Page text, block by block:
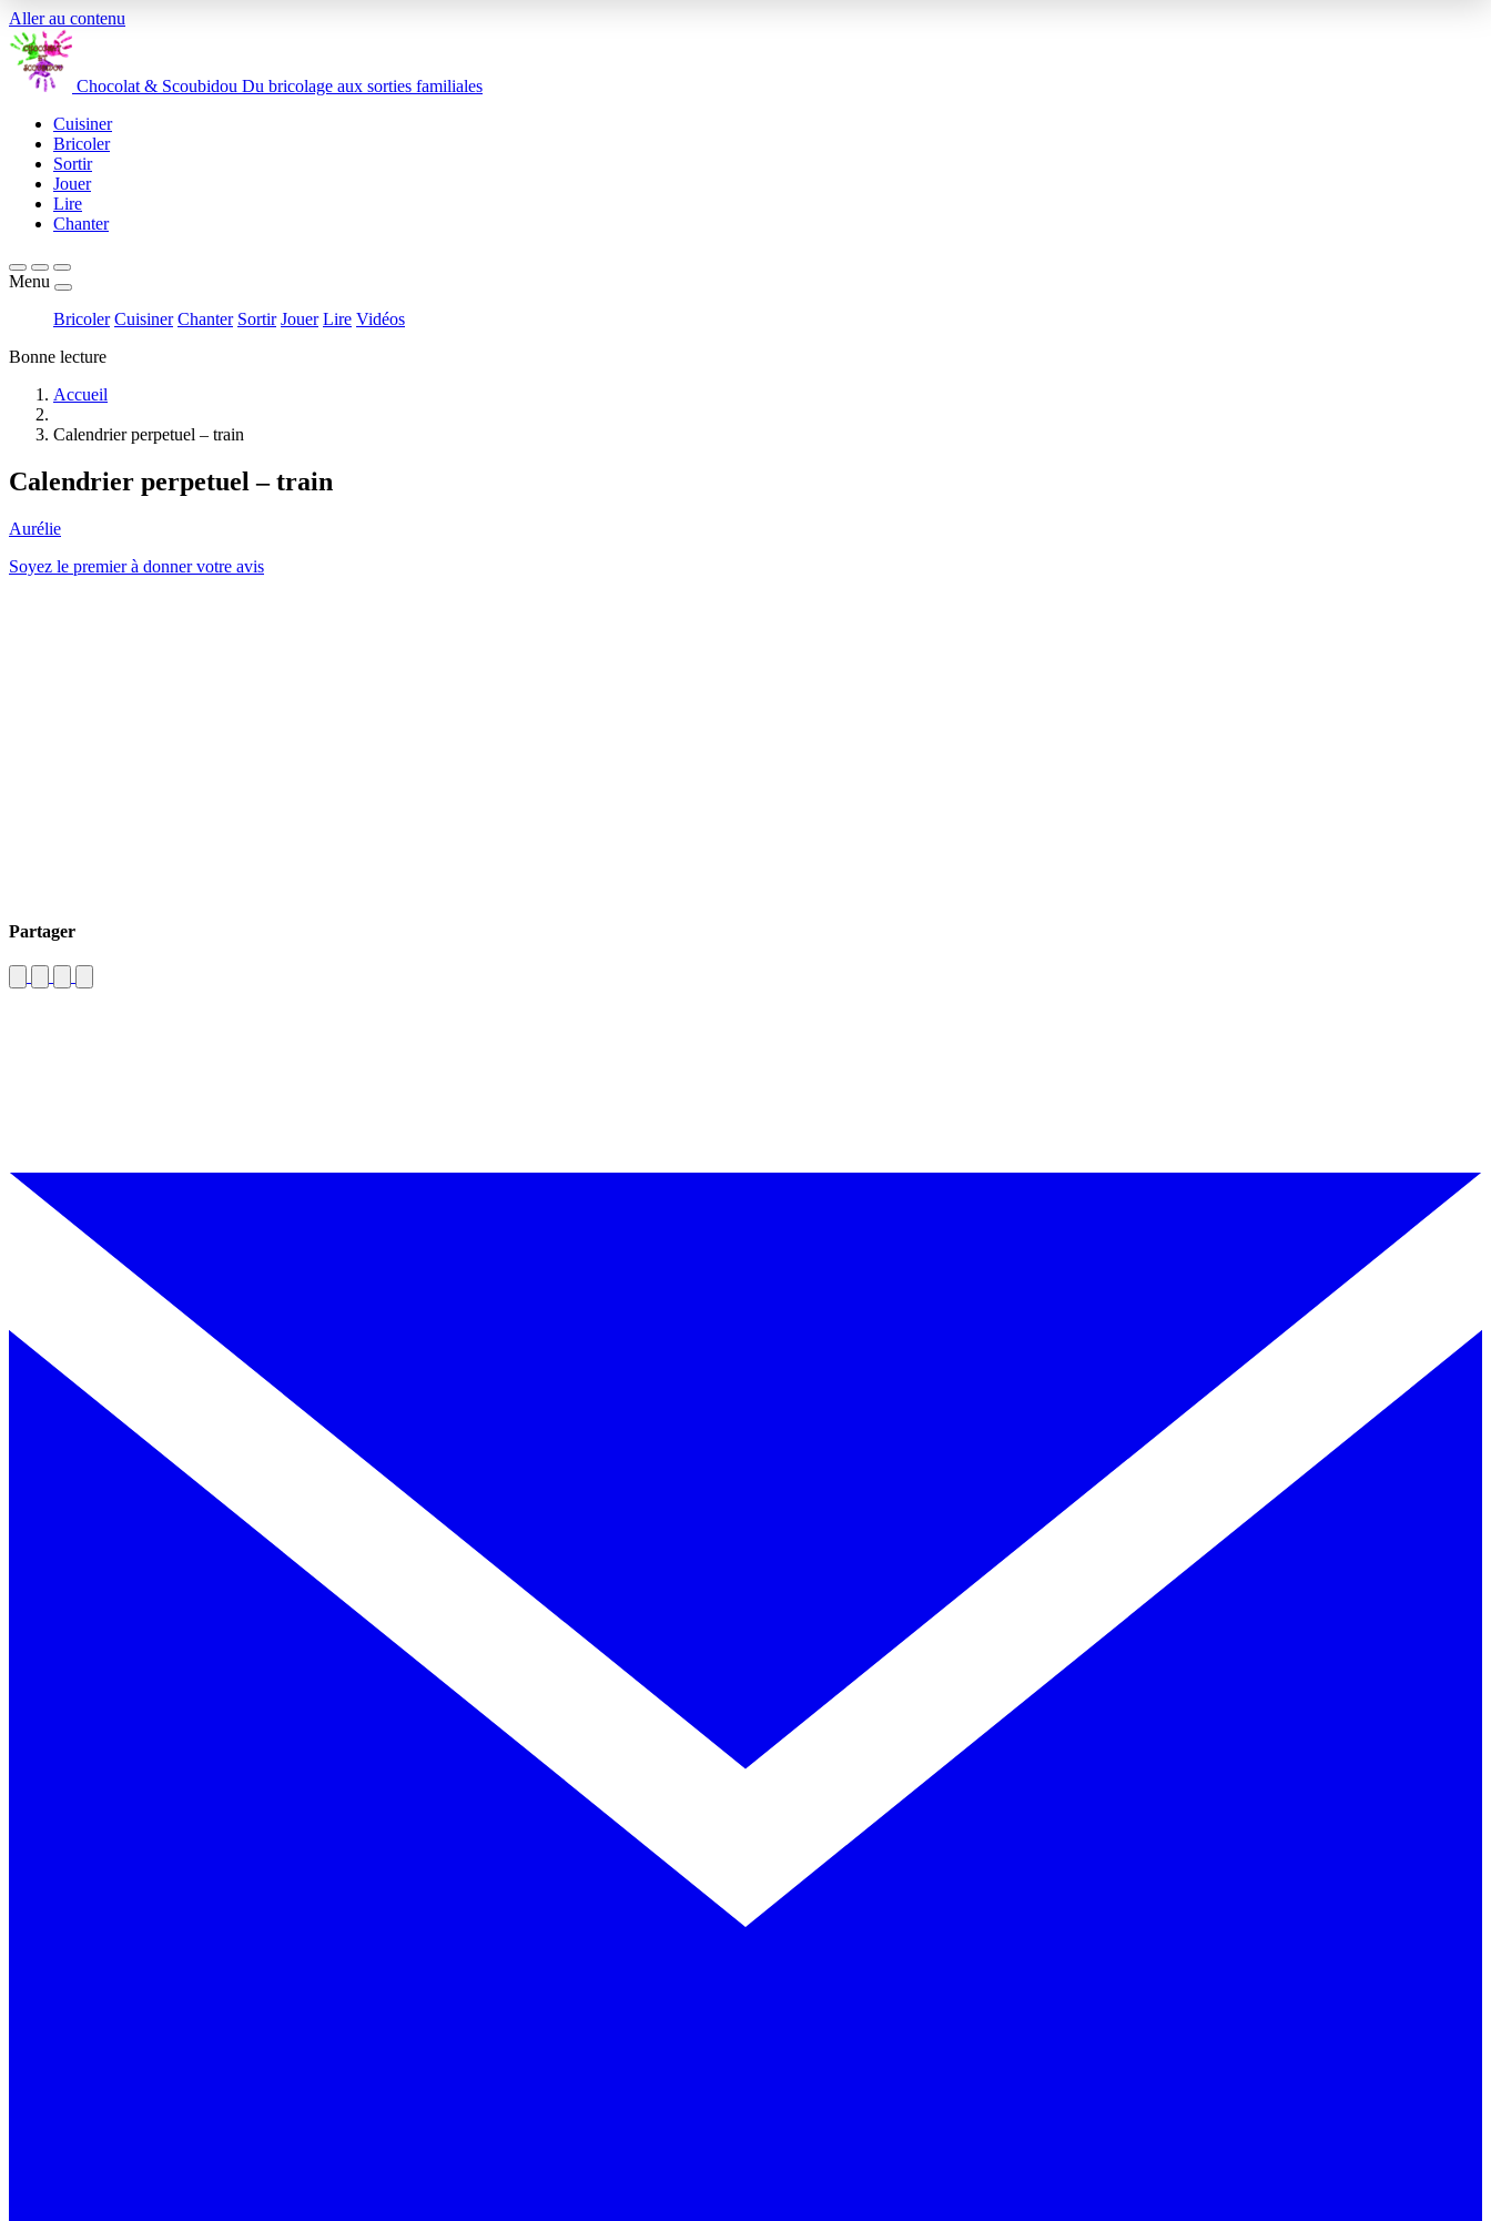
Aller au contenu
Chocolat & Scoubidou Du bricolage aux sorties familiales
Cuisiner
Bricoler
Sortir
Jouer
Lire
Chanter
Menu
Bricoler Cuisiner Chanter Sortir Jouer Lire Vidéos
Bonne lecture
Accueil
Calendrier perpetuel – train
Calendrier perpetuel – train
Aurélie
Soyez le premier à donner votre avis
Partager